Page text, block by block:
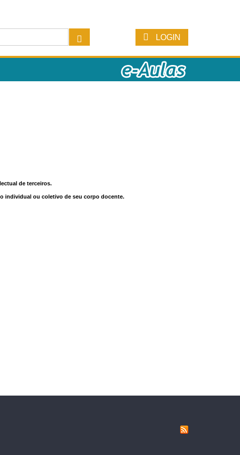
LOGIN
de terceiros.
individual ou coletivo de seu corpo docente.